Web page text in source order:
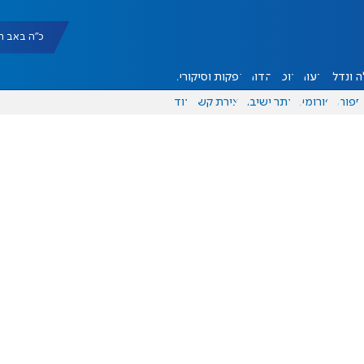
כ"ה באב תשפ"ו
ונדל"ן דעות אוכל יהדות הפקות וסיקורים
ספורט פורומים אתר ישיבה יצירת קשר עוד